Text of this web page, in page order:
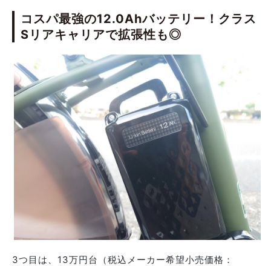
コスパ最強の12.0Ahバッテリー！クラス
Sリアキャリアで拡張性も◎
3つ目は、13万円台（税込メーカー希望小売価格：